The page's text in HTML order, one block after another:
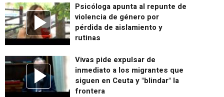
Psicóloga apunta al repunte de
violencia de género por
pérdida de aislamiento y
rutinas
Vivas pide expulsar de
inmediato a los migrantes que
siguen en Ceuta y "blindar" la
frontera